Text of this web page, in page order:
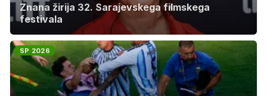
Znana žirija 32. Sarajevskega filmskega
festivala
SP 2026